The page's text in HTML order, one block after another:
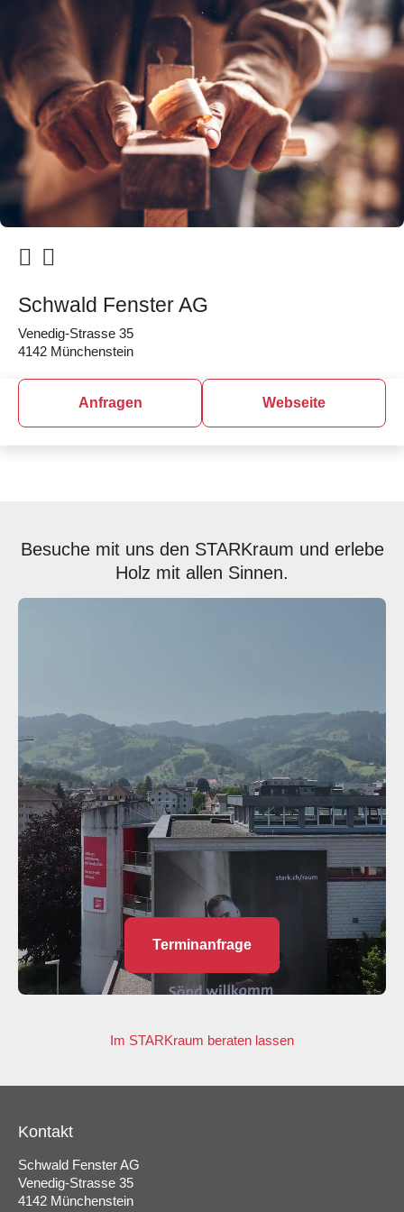
Schwald Fenster AG
Venedig-Strasse 35
4142 Münchenstein
Anfragen Webseite
Besuche mit uns den STARKraum und erlebe
Holz mit allen Sinnen.
Terminanfrage
Im STARKraum beraten lassen
Kontakt
Schwald Fenster AG
Venedig-Strasse 35
4142 Münchenstein